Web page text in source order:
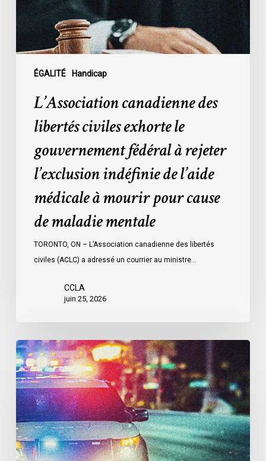
ÉGALITÉ Handicap
gouvernement
fédéral
rejeter
l’exclusion
l’aide
médicale
mourir
cause
maladie
mentale
L’Association canadienne des
libertés civiles exhorte le
gouvernement fédéral à rejeter
l’exclusion indéfinie de l’aide
médicale à mourir pour cause
de maladie mentale
TORONTO, ON – L’Association canadienne des libertés
civiles (ACLC) a adressé un courrier au ministre…
CCLA
juin 25, 2026
Appels
en
faveur
d’une
commission
d’enquête
publique
sur